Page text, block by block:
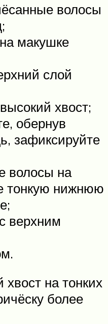
волосы
макушке
слой
хвост;
обернув
зафиксируйте
волосы на
тонкую нижнюю
верхним
на тонких
более